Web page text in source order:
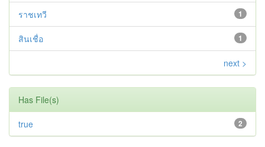
1
ราชเทวี
1
สินเชื่อ
next >
Has File(s)
2
true